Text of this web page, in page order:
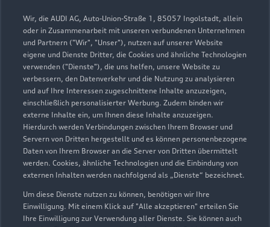
Wir, die AUDI AG, Auto-Union-Straße 1, 85057 Ingolstadt, allein
oder in Zusammenarbeit mit unseren verbundenen Unternehmen
und Partnern ("Wir", "Unser"), nutzen auf unserer Website
eigene und Dienste Dritter, die Cookies und ähnliche Technologien
verwenden ("Dienste"), die uns helfen, unsere Website zu
verbessern, den Datenverkehr und die Nutzung zu analysieren
und auf Ihre Interessen zugeschnittene Inhalte anzuzeigen,
einschließlich personalisierter Werbung. Zudem binden wir
externe Inhalte ein, um Ihnen diese Inhalte anzuzeigen.
Hierdurch werden Verbindungen zwischen Ihrem Browser und
Servern von Dritten hergestellt und es können personenbezogene
Daten von Ihrem Browser an die Server von Dritten übermittelt
werden. Cookies, ähnliche Technologien und die Einbindung von
externen Inhalten werden nachfolgend als „Dienste“ bezeichnet.
Um diese Dienste nutzen zu können, benötigen wir Ihre
Einwilligung. Mit einem Klick auf "Alle akzeptieren" erteilen Sie
Ihre Einwilligung zur Verwendung aller Dienste. Sie können auch
Verträge kündigen
Ein Service der AUTOHAUSEN® AG, In der Spöck 4, 77656
Offenburg in Kooperation mit unseren Audi Partnern.
Der gezeigte Ankaufswert spiegelt den aktuellen Ankaufswert
Ihres Gebrauchten für den Ankauf oder die Inzahlungnahme
durch den Händler wider. Wir nutzen dafür sowohl DAT
Marktdaten als auch aktuelle Marktpreise. Der gezeigte Wert
dient zur Orientierung - Wert beeinflussende
Regionalfaktoren, Sonderausstattungen und der individuelle
Zustand Ihres Fahrzeugs können hier nicht vollends
berücksichtigt werden. Aus diesen Gründen kann die
endgültige Bewertung erst nach einer Prüfung des Fahrzeugs
durch den Audi Partner bzw. einen Kfz-Sachverständigen
erfolgen.